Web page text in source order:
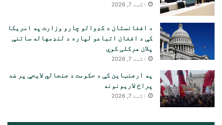
اگست 7, 2026
د افغانستان د کډوالو چارو وزارت په امریکا
کې د افغان اتباعو لپاره د لنډمهاله ساتنې
پلان هرکلی کوي
اگست 7, 2026
په ارجنټاین کې د حکومت د جنجالي لایحې پر ضد
پراخ لاریونونه
اگست 7, 2026